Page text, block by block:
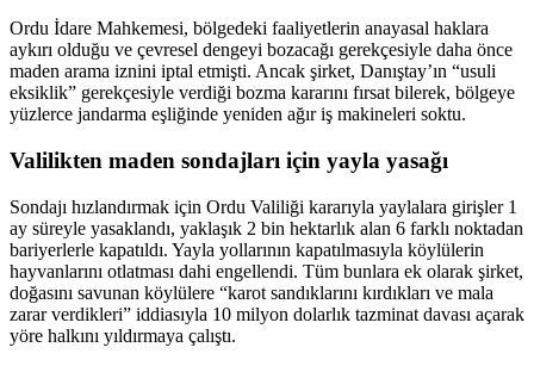
Ordu İdare Mahkemesi, bölgedeki faaliyetlerin anayasal haklara
aykırı olduğu ve çevresel dengeyi bozacağı gerekçesiyle daha önce
maden arama iznini iptal etmişti. Ancak şirket, Danıştay’ın “usuli
eksiklik” gerekçesiyle verdiği bozma kararını fırsat bilerek, bölgeye
yüzlerce jandarma eşliğinde yeniden ağır iş makineleri soktu.
Valilikten maden sondajları için yayla yasağı
Sondajı hızlandırmak için Ordu Valiliği kararıyla yaylalara girişler 1
ay süreyle yasaklandı, yaklaşık 2 bin hektarlık alan 6 farklı noktadan
bariyerlerle kapatıldı. Yayla yollarının kapatılmasıyla köylülerin
hayvanlarını otlatması dahi engellendi. Tüm bunlara ek olarak şirket,
doğasını savunan köylülere “karot sandıklarını kırdıkları ve mala
zarar verdikleri” iddiasıyla 10 milyon dolarlık tazminat davası açarak
yöre halkını yıldırmaya çalıştı.